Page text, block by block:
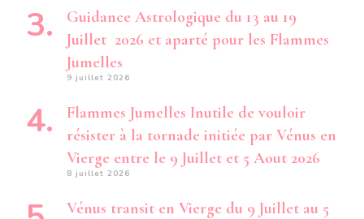
Guidance Astrologique du 13 au 19
Juillet 2026 et aparté pour les Flammes
Jumelles
9 juillet 2026
Flammes Jumelles Inutile de vouloir
résister à la tornade initiée par Vénus en
Vierge entre le 9 Juillet et 5 Aout 2026
8 juillet 2026
Vénus transit en Vierge du 9 Juillet au 5